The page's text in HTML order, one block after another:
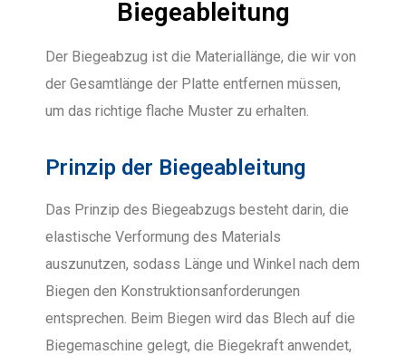
Biegeableitung
Der Biegeabzug ist die Materiallänge, die wir von
der Gesamtlänge der Platte entfernen müssen,
um das richtige flache Muster zu erhalten.
Prinzip der Biegeableitung
Das Prinzip des Biegeabzugs besteht darin, die
elastische Verformung des Materials
auszunutzen, sodass Länge und Winkel nach dem
Biegen den Konstruktionsanforderungen
entsprechen. Beim Biegen wird das Blech auf die
Biegemaschine gelegt, die Biegekraft anwendet,